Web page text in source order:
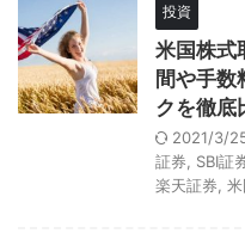
投資
米国株式
間や手数
クを徹底
2021/3/
証券
SBI証
楽天証券